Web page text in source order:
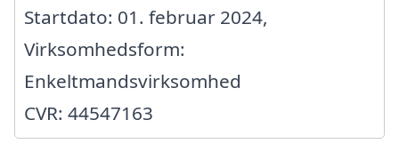
Startdato: 01. februar 2024,
Virksomhedsform:
Enkeltmandsvirksomhed
CVR: 44547163